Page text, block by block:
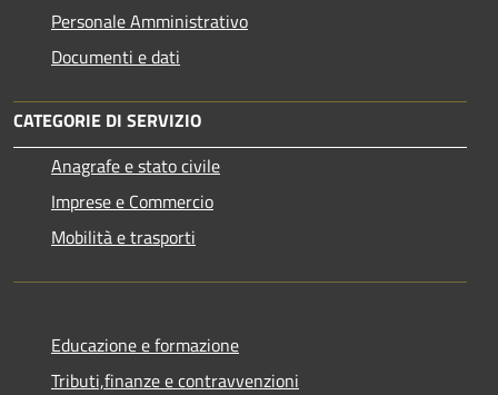
Personale Amministrativo
Documenti e dati
CATEGORIE DI SERVIZIO
Anagrafe e stato civile
Imprese e Commercio
Mobilità e trasporti
Educazione e formazione
Tributi,finanze e contravvenzioni